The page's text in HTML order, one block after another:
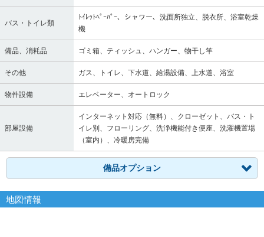
バス・トイレ類
ﾄｲﾚｯﾄﾍﾟｰﾊﾟｰ、シャワー、洗面所独立、脱衣所、浴室乾燥
機
備品、消耗品 ゴミ箱、ティッシュ、ハンガー、物干し竿
その他 ガス、トイレ、下水道、給湯設備、上水道、浴室
物件設備 エレベーター、オートロック
部屋設備
インターネット対応（無料）、クローゼット、バス・ト
イレ別、フローリング、洗浄機能付き便座、洗濯機置場
（室内）、冷暖房完備
備品オプション
地図情報